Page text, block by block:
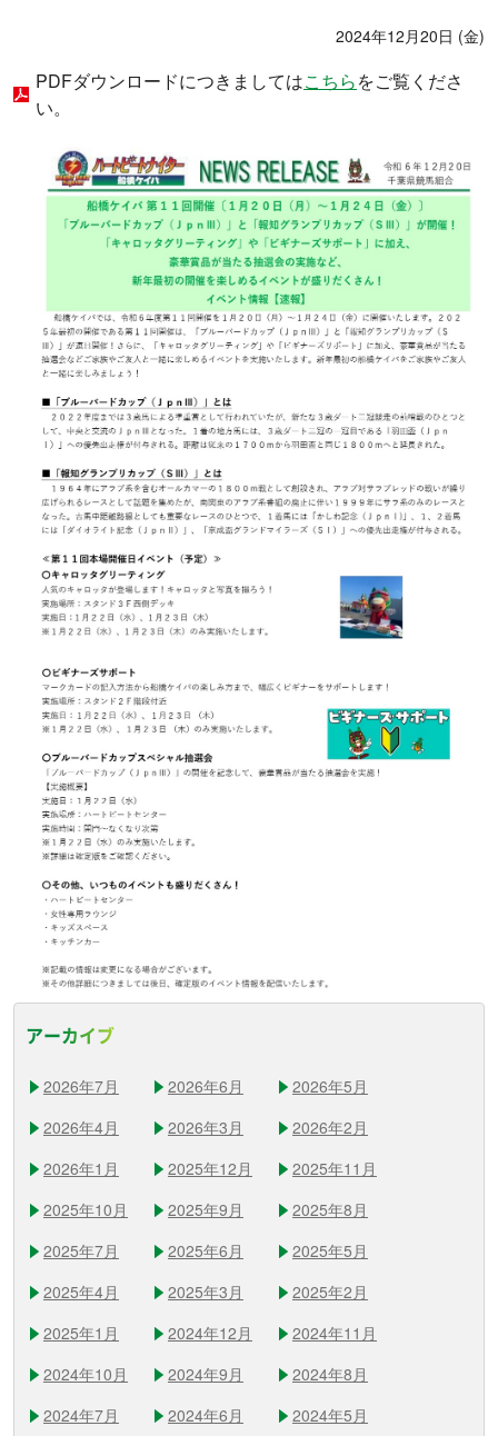
2024年12月20日 (金)
PDFダウンロードにつきましてはこちらをご覧くださ
い。
アーカイブ
2026年7月 2026年6月
2026年5月
2026年4月
2026年3月
2026年2月
2026年1月
2025年12月
2025年11月
2025年10月
2025年9月
2025年8月
2025年7月
2025年6月
2025年5月
2025年4月
2025年3月
2025年2月
2025年1月
2024年12月
2024年11月
2024年10月
2024年9月
2024年8月
2024年7月
2024年6月
2024年5月